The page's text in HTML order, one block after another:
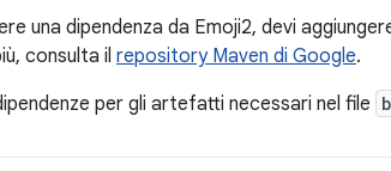
una dipendenza da Emoji2, devi
consulta il repository Maven di Google.
per gli artefatti necessari nel file